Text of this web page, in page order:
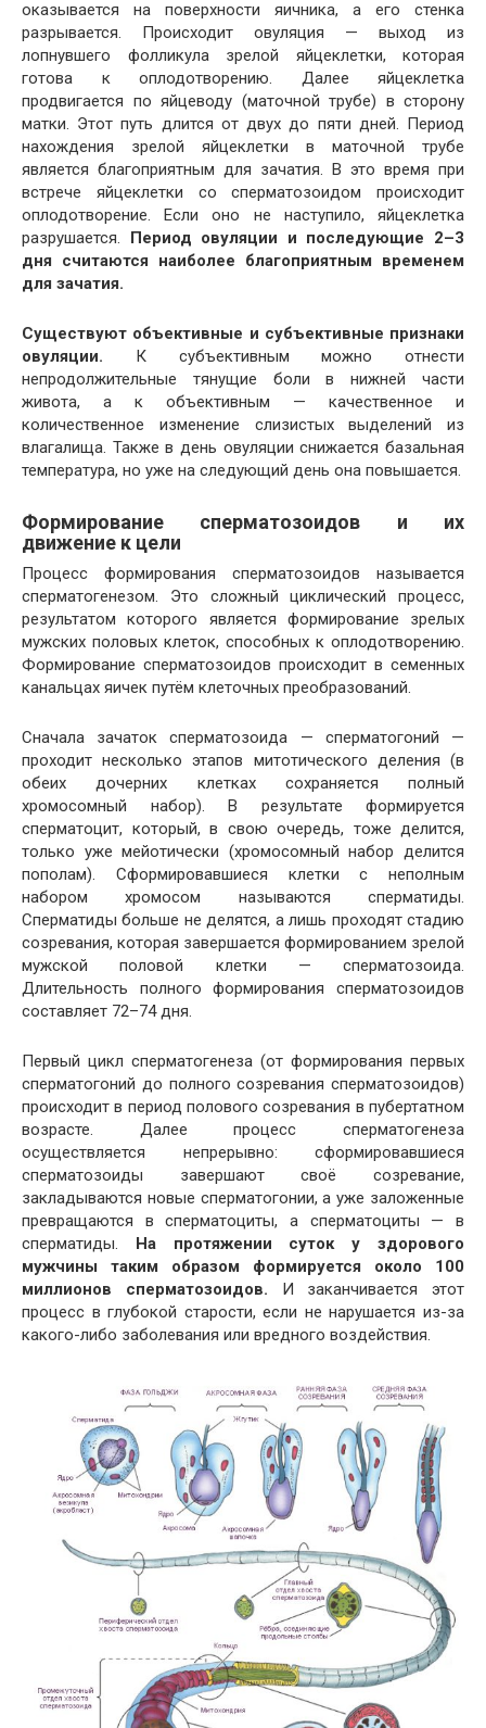
оказывается на поверхности яичника, а его стенка
разрывается. Происходит овуляция — выход из
лопнувшего фолликула зрелой яйцеклетки, которая
готова к оплодотворению. Далее яйцеклетка
продвигается по яйцеводу (маточной трубе) в сторону
матки. Этот путь длится от двух до пяти дней. Период
нахождения зрелой яйцеклетки в маточной трубе
является благоприятным для зачатия. В это время при
встрече яйцеклетки со сперматозоидом происходит
оплодотворение. Если оно не наступило, яйцеклетка
разрушается. Период овуляции и последующие 2–3
дня считаются наиболее благоприятным временем
для зачатия.
Существуют объективные и субъективные признаки
овуляции. К субъективным можно отнести
непродолжительные тянущие боли в нижней части
живота, а к объективным — качественное и
количественное изменение слизистых выделений из
влагалища. Также в день овуляции снижается базальная
температура, но уже на следующий день она повышается.
Формирование сперматозоидов и их
движение к цели
Процесс формирования сперматозоидов называется
сперматогенезом. Это сложный циклический процесс,
результатом которого является формирование зрелых
мужских половых клеток, способных к оплодотворению.
Формирование сперматозоидов происходит в семенных
канальцах яичек путём клеточных преобразований.
Сначала зачаток сперматозоида — сперматогоний —
проходит несколько этапов митотического деления (в
обеих дочерних клетках сохраняется полный
хромосомный набор). В результате формируется
сперматоцит, который, в свою очередь, тоже делится,
только уже мейотически (хромосомный набор делится
пополам). Сформировавшиеся клетки с неполным
набором хромосом называются сперматиды.
Сперматиды больше не делятся, а лишь проходят стадию
созревания, которая завершается формированием зрелой
мужской половой клетки — сперматозоида.
Длительность полного формирования сперматозоидов
составляет 72–74 дня.
Первый цикл сперматогенеза (от формирования первых
сперматогоний до полного созревания сперматозоидов)
происходит в период полового созревания в пубертатном
возрасте. Далее процесс сперматогенеза
осуществляется непрерывно: сформировавшиеся
сперматозоиды завершают своё созревание,
закладываются новые сперматогонии, а уже заложенные
превращаются в сперматоциты, а сперматоциты — в
сперматиды. На протяжении суток у здорового
мужчины таким образом формируется около 100
миллионов сперматозоидов. И заканчивается этот
процесс в глубокой старости, если не нарушается из-за
какого-либо заболевания или вредного воздействия.